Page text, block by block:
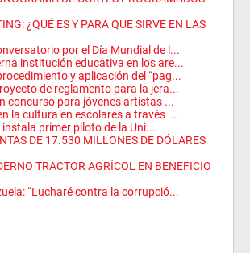
¿QUÉ ES Y PARA QUE SIRVE EN LAS
por el Día Mundial de l...
institución educativa en los are...
y aplicación del “pag...
de reglamento para la jera...
concurso para jóvenes artistas ...
la cultura en escolares a través ...
instala primer piloto de la Uni...
DE 17.530 MILLONES DE DÓLARES
TRACTOR AGRÍCOL EN BENEFICIO
“Lucharé contra la corrupció...